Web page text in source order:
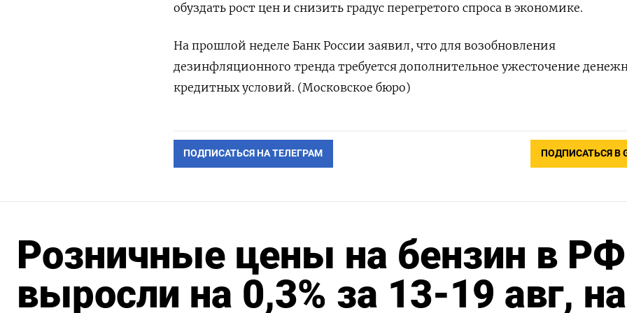
обуздать рост цен и снизить градус перегретого спроса в экономике.
На прошлой неделе Банк России заявил, что для возобновления
дезинфляционного тренда требуется дополнительное ужесточение
кредитных условий. (Московское бюро)
ПОДПИСАТЬСЯ НА ТЕЛЕГРАМ ПОДПИСАТЬСЯ В
Розничные цены на бензин в РФ
выросли на 0,3% за 13-19 авг, на